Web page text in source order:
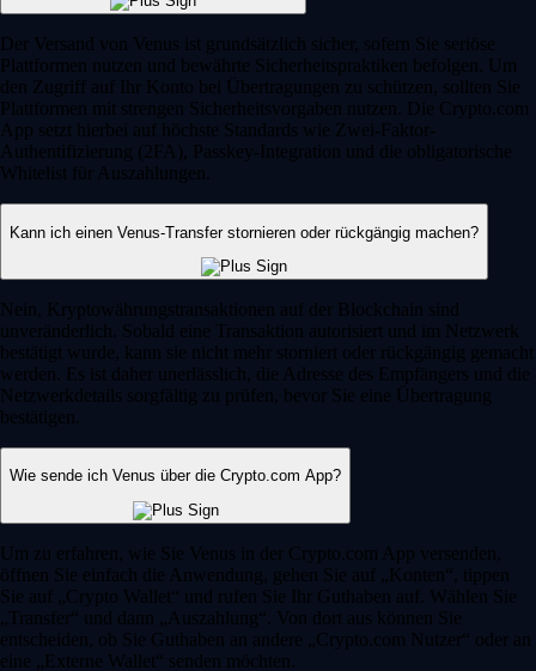
Der Versand von Venus ist grundsätzlich sicher, sofern Sie seriöse
Plattformen nutzen und bewährte Sicherheitspraktiken befolgen. Um
den Zugriff auf Ihr Konto bei Übertragungen zu schützen, sollten Sie
Plattformen mit strengen Sicherheitsvorgaben nutzen. Die Crypto.com
App setzt hierbei auf höchste Standards wie Zwei-Faktor-
Authentifizierung (2FA), Passkey-Integration und die obligatorische
Whitelist für Auszahlungen.
Kann ich einen Venus-Transfer stornieren oder rückgängig machen?
Nein, Kryptowährungstransaktionen auf der Blockchain sind
unveränderlich. Sobald eine Transaktion autorisiert und im Netzwerk
bestätigt wurde, kann sie nicht mehr storniert oder rückgängig gemacht
werden. Es ist daher unerlässlich, die Adresse des Empfängers und die
Netzwerkdetails sorgfältig zu prüfen, bevor Sie eine Übertragung
bestätigen.
Wie sende ich Venus über die Crypto.com App?
Um zu erfahren, wie Sie Venus in der Crypto.com App versenden,
öffnen Sie einfach die Anwendung, gehen Sie auf „Konten“, tippen
Sie auf „Crypto Wallet“ und rufen Sie Ihr Guthaben auf. Wählen Sie
„Transfer“ und dann „Auszahlung“. Von dort aus können Sie
entscheiden, ob Sie Guthaben an andere „Crypto.com Nutzer“ oder an
eine „Externe Wallet“ senden möchten.